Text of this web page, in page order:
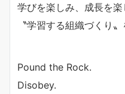
学びを楽しみ、成長を楽
〝学習する組織づくり
Pound the Rock.
Disobey.